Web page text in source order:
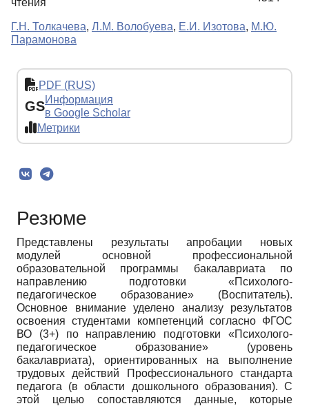
чтения
Г.Н. Толкачева, Л.М. Волобуева, Е.И. Изотова, М.Ю.
Парамонова
PDF (RUS)
GSИнформация
в Google Scholar
Метрики
Резюме
Представлены результаты апробации новых
модулей основной профессиональной
образовательной программы бакалавриата по
направлению подготовки «Психолого-
педагогическое образование» (Воспитатель).
Основное внимание уделено анализу результатов
освоения студентами компетенций согласно ФГОС
ВО (3+) по направлению подготовки «Психолого-
педагогическое образование» (уровень
бакалавриата), ориентированных на выполнение
трудовых действий Профессионального стандарта
педагога (в области дошкольного образования). С
этой целью сопоставляются данные, которые